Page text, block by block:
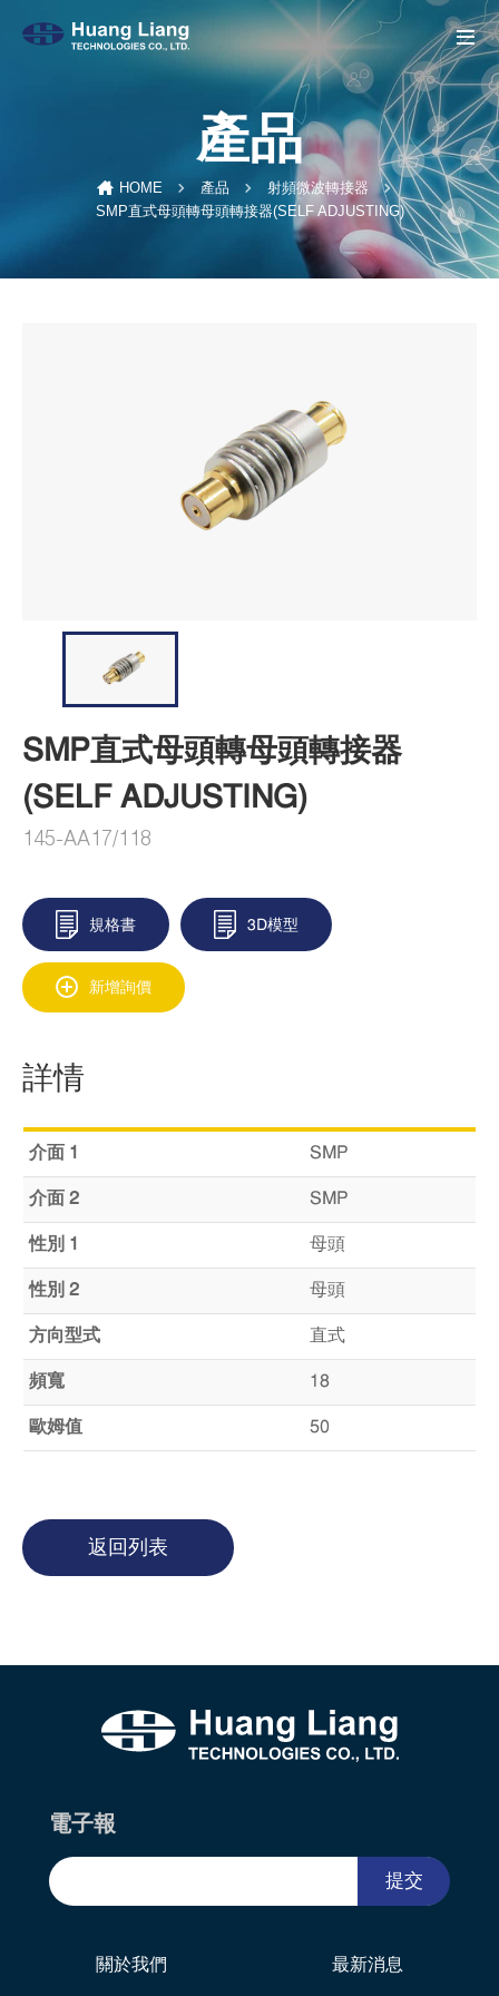
產品
HOME 產品
射頻微波轉接器
SMP直式母頭轉母頭轉接器(SELF ADJUSTING)
SMP直式母頭轉母頭轉接器
(SELF ADJUSTING)
145-AA17/118
規格書 3D模型
新增詢價
詳情
介面 1 SMP
介面 2 SMP
性別 1 母頭
性別 2 母頭
方向型式 直式
頻寬 18
歐姆值 50
返回列表
電子報
提交
關於我們 最新消息